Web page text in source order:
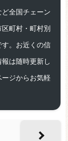
全国チェーン
町村・町村別
。お近くの信
は随時更新し
ジからお気軽